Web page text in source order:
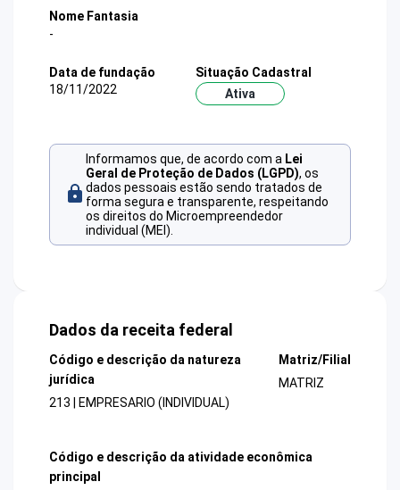
Nome Fantasia
-
Data de fundação
18/11/2022
Situação Cadastral
Ativa
Informamos que, de acordo com a Lei
Geral de Proteção de Dados (LGPD), os
dados pessoais estão sendo tratados de
forma segura e transparente, respeitando
os direitos do Microempreendedor
individual (MEI).
Dados da receita federal
Código e descrição da natureza
jurídica
213 | EMPRESARIO (INDIVIDUAL)
Matriz/Filial
MATRIZ
Código e descrição da atividade econômica
principal